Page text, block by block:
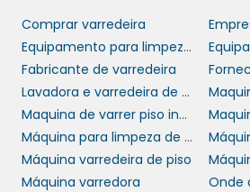
negligenciado. A
equipada com recursos
segurança durante seu
sistemas de
sobrecarga e freios de
proporciona uma operação
o risco de acidentes e
estar da equipe.
Comprar varredeira
Equipamento para limpeza de rua
Fabricante de varredeira
Lavadora e varredeira de piso
Maquina de varrer piso industrial
Máquina para limpeza de ruas
Máquina varredeira de piso
Máquina varredora
Onde